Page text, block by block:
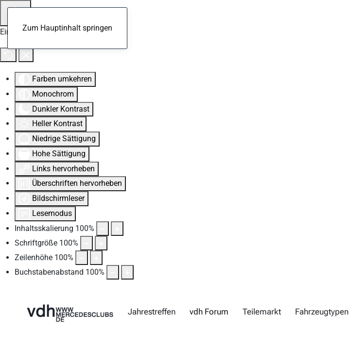
Eingabehilfen öffnen
Farben umkehren
Monochrom
Dunkler Kontrast
Heller Kontrast
Niedrige Sättigung
Hohe Sättigung
Links hervorheben
Überschriften hervorheben
Bildschirmleser
Lesemodus
Inhaltsskalierung 100%
Schriftgröße 100%
Zeilenhöhe 100%
Buchstabenabstand 100%
Zum Hauptinhalt springen
Jahrestreffen vdh Forum Teilemarkt Fahrzeugtypen